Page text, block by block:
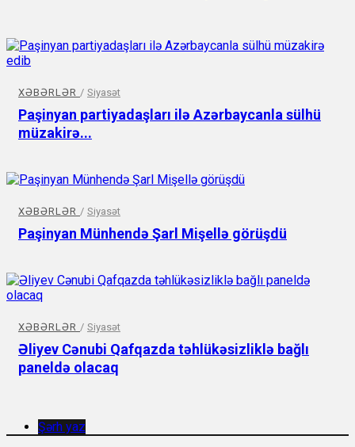
XƏBƏRLƏR / Siyasət
Paşinyan partiyadaşları ilə Azərbaycanla sülhü
müzakirə...
XƏBƏRLƏR / Siyasət
Paşinyan Münhendə Şarl Mişellə görüşdü
XƏBƏRLƏR / Siyasət
Əliyev Cənubi Qafqazda təhlükəsizliklə bağlı
paneldə olacaq
Şərh yaz